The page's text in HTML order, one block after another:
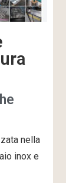
nella
inox e